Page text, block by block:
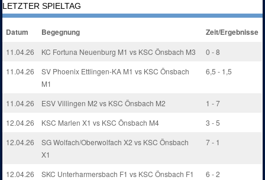
LETZTER SPIELTAG
Datum Begegnung Zeit/Ergebnisse
11.04.26 KC Fortuna Neuenburg M1 vs KSC Önsbach M3
0 - 8
11.04.26
SV Phoenix Ettlingen-KA M1 vs KSC Önsbach
M1
6,5 - 1,5
11.04.26 ESV Villingen M2 vs KSC Önsbach M2
1 - 7
12.04.26
KSC Marlen X1 vs KSC Önsbach M4
3 - 5
12.04.26
SG Wolfach/Oberwolfach X2 vs KSC Önsbach
X1
7 - 1
12.04.26 SKC Unterharmersbach F1 vs KSC Önsbach F1 6 - 2